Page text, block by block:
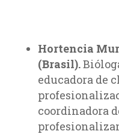
Hortencia
(Brasil).
educadora de
coordinadora